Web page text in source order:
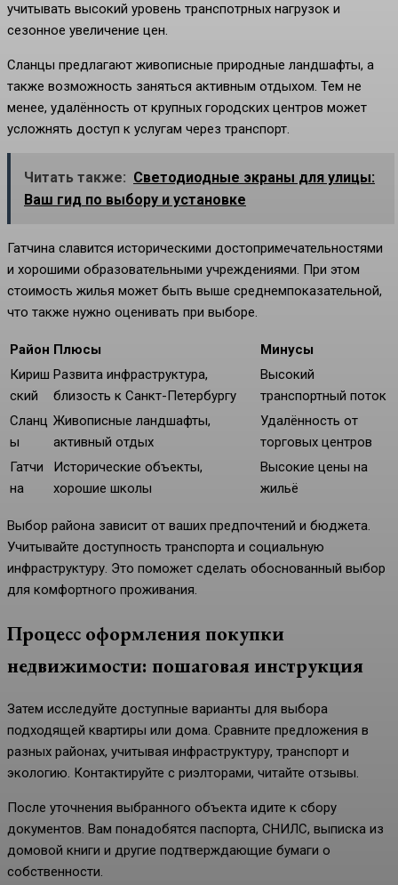
учитывать высокий уровень транспотрных нагрузок и
сезонное увеличение цен.
Сланцы предлагают живописные природные ландшафты, а
также возможность заняться активным отдыхом. Тем не
менее, удалённость от крупных городских центров может
усложнять доступ к услугам через транспорт.
Читать также: Светодиодные экраны для улицы:
Ваш гид по выбору и установке
Гатчина славится историческими достопримечательностями
и хорошими образовательными учреждениями. При этом
стоимость жилья может быть выше среднемпоказательной,
что также нужно оценивать при выборе.
Район Плюсы
Минусы
Кириш
ский
Развита инфраструктура,
близость к Санкт-Петербургу
Высокий
транспортный поток
Сланц
ы
Живописные ландшафты,
активный отдых
Удалённость от
торговых центров
Гатчи
на
Исторические объекты,
хорошие школы
Высокие цены на
жильё
Выбор района зависит от ваших предпочтений и бюджета.
Учитывайте доступность транспорта и социальную
инфраструктуру. Это поможет сделать обоснованный выбор
для комфортного проживания.
Процесс оформления покупки
недвижимости: пошаговая инструкция
Затем исследуйте доступные варианты для выбора
подходящей квартиры или дома. Сравните предложения в
разных районах, учитывая инфраструктуру, транспорт и
экологию. Контактируйте с риэлторами, читайте отзывы.
После уточнения выбранного объекта идите к сбору
документов. Вам понадобятся паспорта, СНИЛС, выписка из
домовой книги и другие подтверждающие бумаги о
собственности.